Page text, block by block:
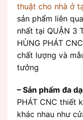
thuật cho nhà ở
sản phẩm liên
nhất tại QUẬN 3
HÙNG PHÁT
chất lượng và
tưởng
– Sản phẩm đa
PHÁT CNC thiết
khác nhau như